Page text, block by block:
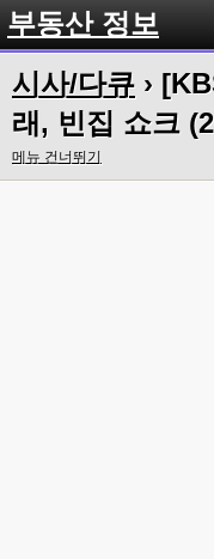
부동산 정보
시사/다큐 ›
래, 빈집 쇼크
메뉴 건너뛰기